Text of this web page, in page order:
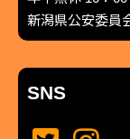
新潟県公安委員
SNS